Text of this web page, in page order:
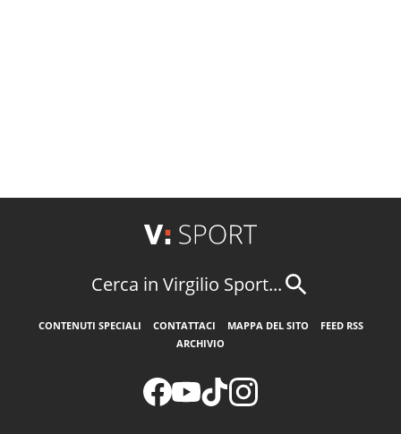
Cerca in Virgilio Sport...
CONTENUTI SPECIALI CONTATTACI MAPPA DEL SITO
FEED RSS
ARCHIVIO